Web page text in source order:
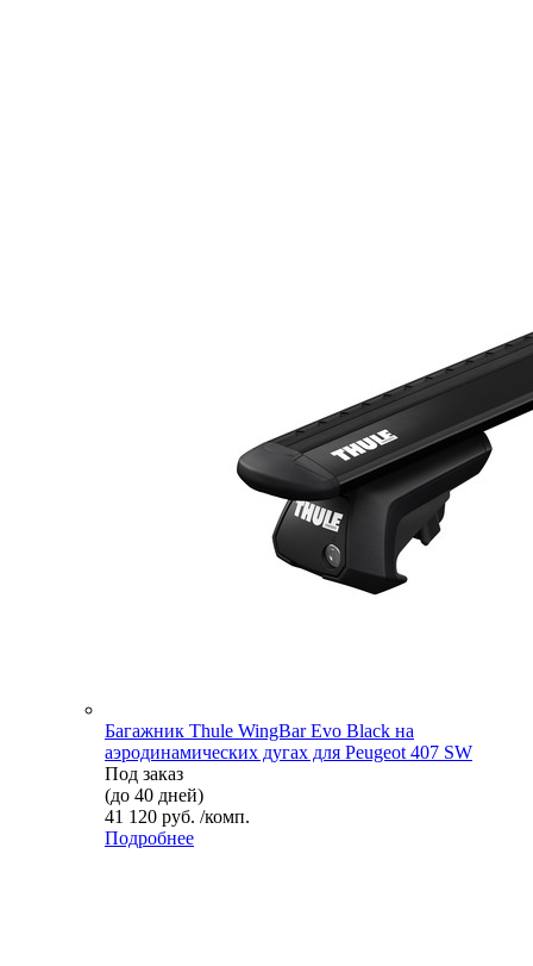
Багажник Thule WingBar Evo Black на
аэродинамических дугах для Peugeot 407 SW
Под заказ
(до 40 дней)
41 120 руб. /комп.
Подробнее